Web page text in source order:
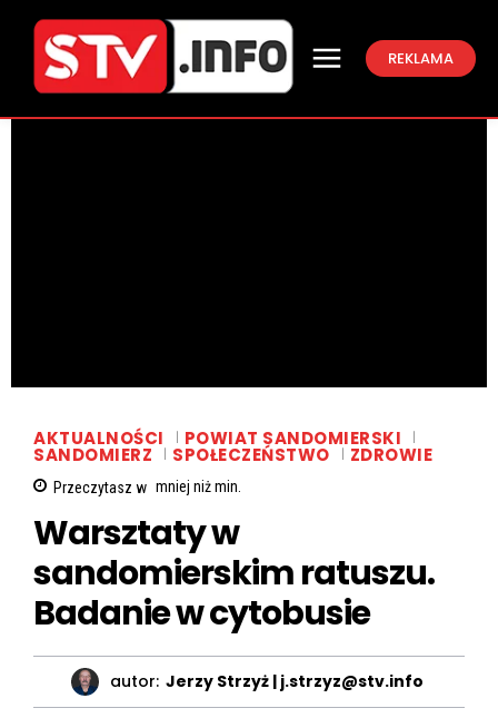
REKLAMA
AKTUALNOŚCI POWIAT SANDOMIERSKI
SANDOMIERZ SPOŁECZEŃSTWO ZDROWIE
Przeczytasz w mniej niżmin.
Warsztaty w
sandomierskim ratuszu.
Badanie w cytobusie
autor: Jerzy Strzyż | j.strzyz@stv.info